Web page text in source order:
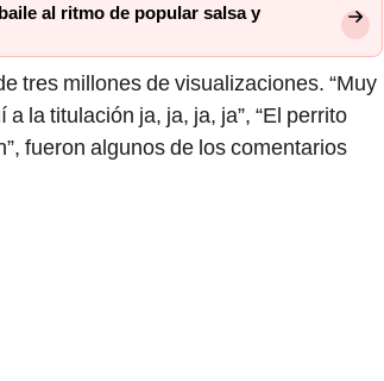
al ritmo de popular salsa y
tres millones de visualizaciones. “Muy
la titulación ja, ja, ja, ja”, “El perrito
fueron algunos de los comentarios